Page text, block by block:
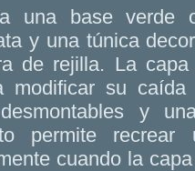
una base verde
y una túnica
de rejilla. La
modificar su
y
permite
cuando la